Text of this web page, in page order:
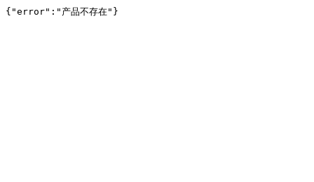
{"error":"产品不存在"}